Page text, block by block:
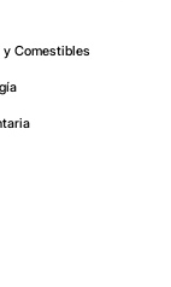
y Comestibles